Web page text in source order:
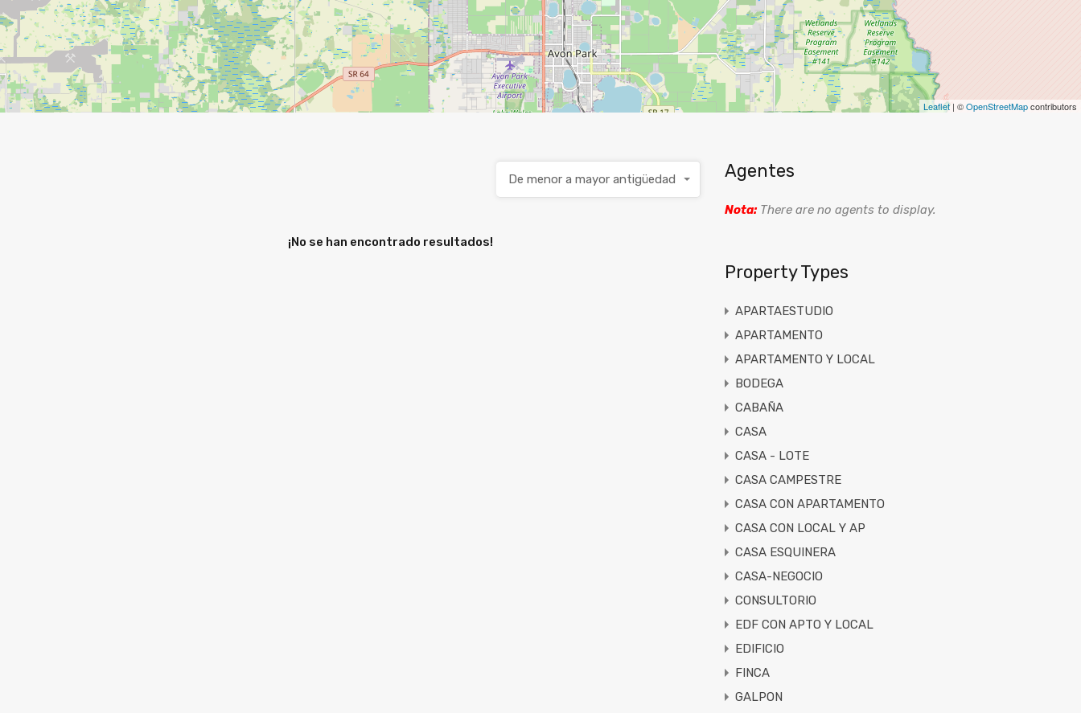
Leaflet| ©OpenStreetMapcontributors
De menor a mayor antigüedad
¡No se han encontrado resultados!
Agentes
Nota:There are no agents to display.
Property Types
APARTAESTUDIO
APARTAMENTO
APARTAMENTO Y LOCAL
BODEGA
CABAÑA
CASA
CASA - LOTE
CASA CAMPESTRE
CASA CON APARTAMENTO
CASA CON LOCAL Y AP
CASA ESQUINERA
CASA-NEGOCIO
CONSULTORIO
EDF CON APTO Y LOCAL
EDIFICIO
FINCA
GALPON